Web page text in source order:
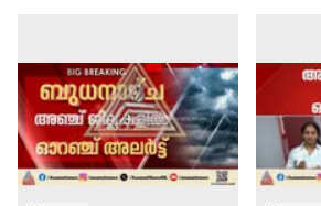
തീ അണച്ചു